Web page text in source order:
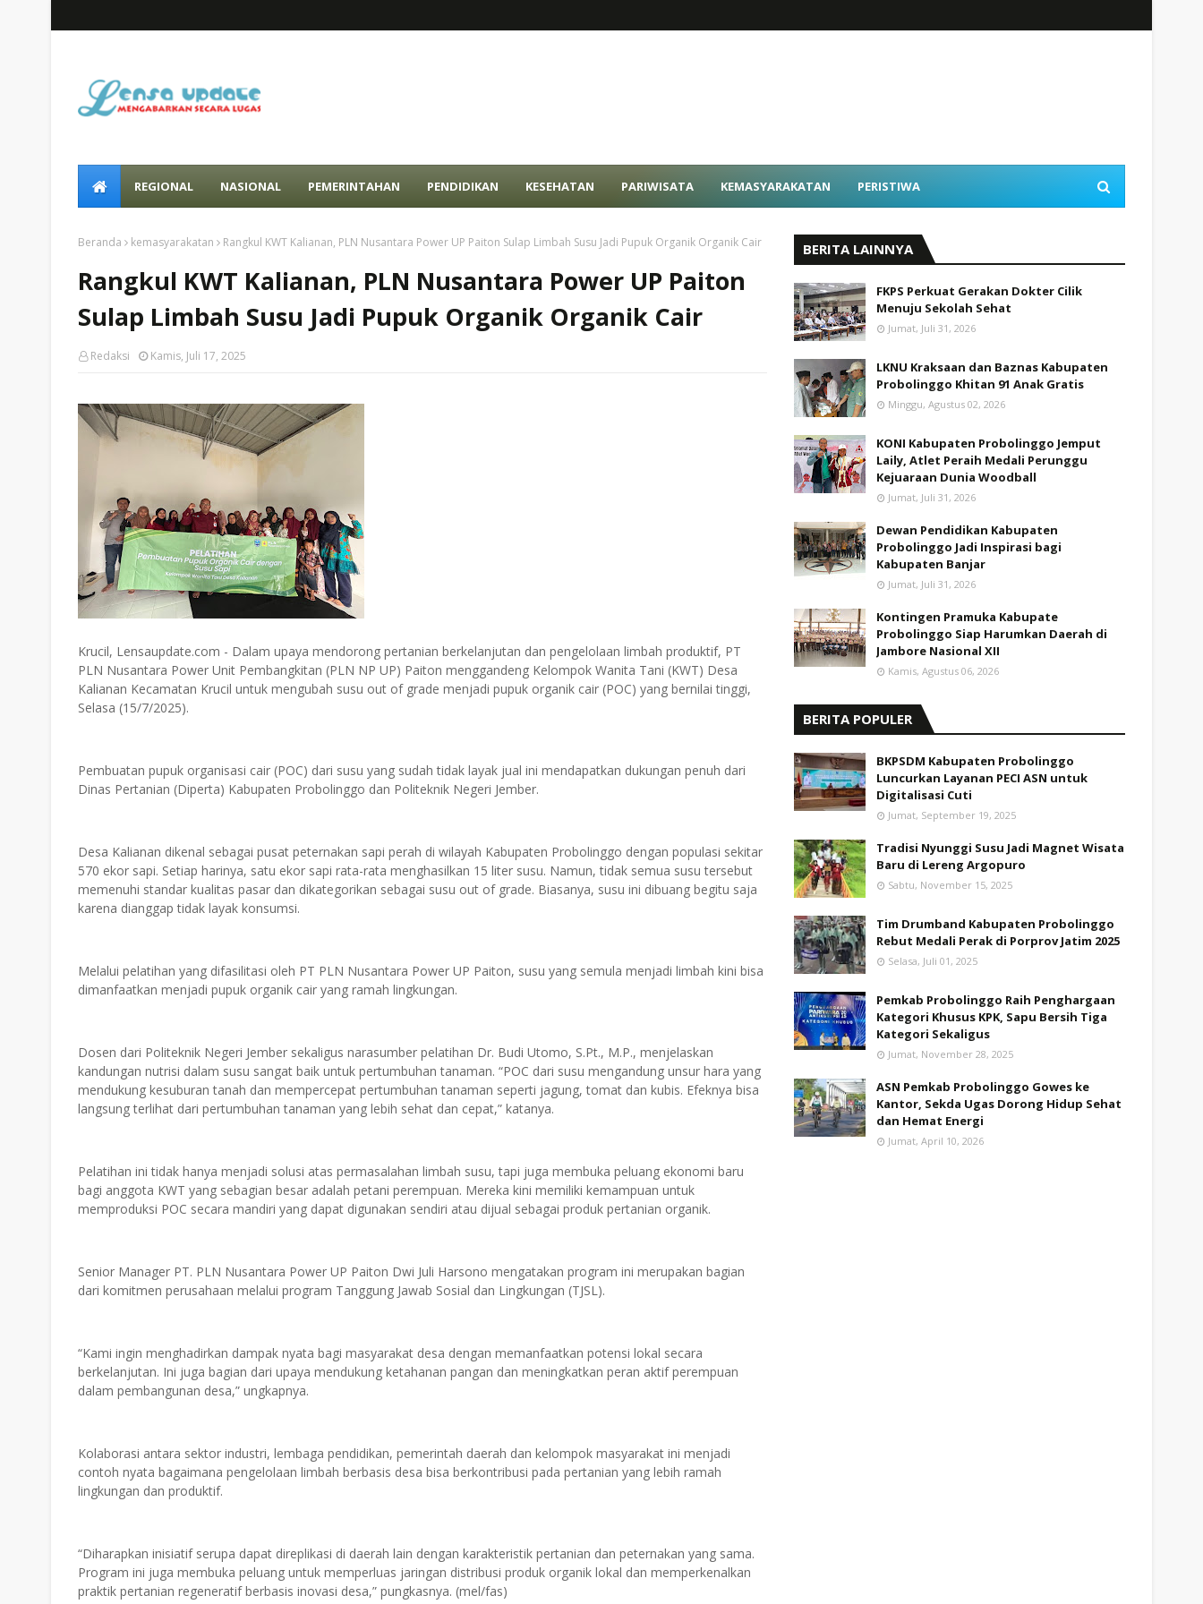
REGIONAL NASIONAL PEMERINTAHAN PENDIDIKAN KESEHATAN PARIWISATA KEMASYARAKATAN PERISTIWA
Beranda kemasyarakatan Rangkul KWT Kalianan, PLN Nusantara Power UP Paiton Sulap Limbah Susu Jadi Pupuk Organik Organik Cair
Rangkul KWT Kalianan, PLN Nusantara Power UP Paiton
Sulap Limbah Susu Jadi Pupuk Organik Organik Cair
Redaksi Kamis, Juli 17, 2025
Krucil, Lensaupdate.com - Dalam upaya mendorong pertanian berkelanjutan dan pengelolaan limbah produktif, PT
PLN Nusantara Power Unit Pembangkitan (PLN NP UP) Paiton menggandeng Kelompok Wanita Tani (KWT) Desa
Kalianan Kecamatan Krucil untuk mengubah susu out of grade menjadi pupuk organik cair (POC) yang bernilai tinggi,
Selasa (15/7/2025).
Pembuatan pupuk organisasi cair (POC) dari susu yang sudah tidak layak jual ini mendapatkan dukungan penuh dari
Dinas Pertanian (Diperta) Kabupaten Probolinggo dan Politeknik Negeri Jember.
Desa Kalianan dikenal sebagai pusat peternakan sapi perah di wilayah Kabupaten Probolinggo dengan populasi sekitar
570 ekor sapi. Setiap harinya, satu ekor sapi rata-rata menghasilkan 15 liter susu. Namun, tidak semua susu tersebut
memenuhi standar kualitas pasar dan dikategorikan sebagai susu out of grade. Biasanya, susu ini dibuang begitu saja
karena dianggap tidak layak konsumsi.
Melalui pelatihan yang difasilitasi oleh PT PLN Nusantara Power UP Paiton, susu yang semula menjadi limbah kini bisa
dimanfaatkan menjadi pupuk organik cair yang ramah lingkungan.
Dosen dari Politeknik Negeri Jember sekaligus narasumber pelatihan Dr. Budi Utomo, S.Pt., M.P., menjelaskan
kandungan nutrisi dalam susu sangat baik untuk pertumbuhan tanaman. “POC dari susu mengandung unsur hara yang
mendukung kesuburan tanah dan mempercepat pertumbuhan tanaman seperti jagung, tomat dan kubis. Efeknya bisa
langsung terlihat dari pertumbuhan tanaman yang lebih sehat dan cepat,” katanya.
Pelatihan ini tidak hanya menjadi solusi atas permasalahan limbah susu, tapi juga membuka peluang ekonomi baru
bagi anggota KWT yang sebagian besar adalah petani perempuan. Mereka kini memiliki kemampuan untuk
memproduksi POC secara mandiri yang dapat digunakan sendiri atau dijual sebagai produk pertanian organik.
Senior Manager PT. PLN Nusantara Power UP Paiton Dwi Juli Harsono mengatakan program ini merupakan bagian
dari komitmen perusahaan melalui program Tanggung Jawab Sosial dan Lingkungan (TJSL).
“Kami ingin menghadirkan dampak nyata bagi masyarakat desa dengan memanfaatkan potensi lokal secara
berkelanjutan. Ini juga bagian dari upaya mendukung ketahanan pangan dan meningkatkan peran aktif perempuan
dalam pembangunan desa,” ungkapnya.
Kolaborasi antara sektor industri, lembaga pendidikan, pemerintah daerah dan kelompok masyarakat ini menjadi
contoh nyata bagaimana pengelolaan limbah berbasis desa bisa berkontribusi pada pertanian yang lebih ramah
lingkungan dan produktif.
“Diharapkan inisiatif serupa dapat direplikasi di daerah lain dengan karakteristik pertanian dan peternakan yang sama.
Program ini juga membuka peluang untuk memperluas jaringan distribusi produk organik lokal dan memperkenalkan
praktik pertanian regeneratif berbasis inovasi desa,” pungkasnya. (mel/fas)
BERITA LAINNYA
FKPS Perkuat Gerakan Dokter Cilik
Menuju Sekolah Sehat
Jumat, Juli 31, 2026
LKNU Kraksaan dan Baznas Kabupaten
Probolinggo Khitan 91 Anak Gratis
Minggu, Agustus 02, 2026
KONI Kabupaten Probolinggo Jemput
Laily, Atlet Peraih Medali Perunggu
Kejuaraan Dunia Woodball
Jumat, Juli 31, 2026
Dewan Pendidikan Kabupaten
Probolinggo Jadi Inspirasi bagi
Kabupaten Banjar
Jumat, Juli 31, 2026
Kontingen Pramuka Kabupate
Probolinggo Siap Harumkan Daerah di
Jambore Nasional XII
Kamis, Agustus 06, 2026
BERITA POPULER
BKPSDM Kabupaten Probolinggo
Luncurkan Layanan PECI ASN untuk
Digitalisasi Cuti
Jumat, September 19, 2025
Tradisi Nyunggi Susu Jadi Magnet Wisata
Baru di Lereng Argopuro
Sabtu, November 15, 2025
Tim Drumband Kabupaten Probolinggo
Rebut Medali Perak di Porprov Jatim 2025
Selasa, Juli 01, 2025
Pemkab Probolinggo Raih Penghargaan
Kategori Khusus KPK, Sapu Bersih Tiga
Kategori Sekaligus
Jumat, November 28, 2025
ASN Pemkab Probolinggo Gowes ke
Kantor, Sekda Ugas Dorong Hidup Sehat
dan Hemat Energi
Jumat, April 10, 2026